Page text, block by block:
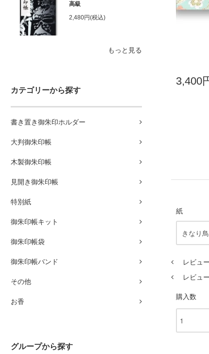
高級
2,480円(税込)
もっと見る
カテゴリーから探す
書き置き御朱印ホルダー
大判御朱印帳
木製御朱印帳
見開き御朱印帳
特別紙
御朱印帳キット
御朱印帳袋
御朱印帳バンド
その他
お香
グループから探す
3,400
紙
レビュ
レビュ
購入数